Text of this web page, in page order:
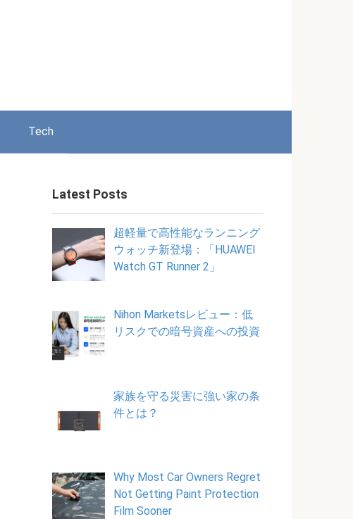
Tech
Latest Posts
超軽量で高性能なランニング
ウォッチ新登場：「HUAWEI
Watch GT Runner 2」
Nihon Marketsレビュー：低
リスクでの暗号資産への投資
家族を守る災害に強い家の条
件とは？
Why Most Car Owners Regret
Not Getting Paint Protection
Film Sooner